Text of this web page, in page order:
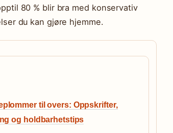
80 % blir bra med konservativ
du kan gjøre hjemme.
til overs: Oppskrifter,
og holdbarhetstips